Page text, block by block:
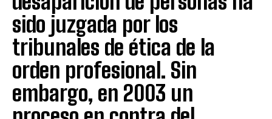
sido juzgada por los
tribunales de ética de la
orden profesional. Sin
embargo, en 2003 un